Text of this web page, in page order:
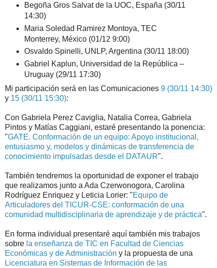
Begoña Gros Salvat de la UOC, España (30/11
14:30)
Maria Soledad Ramirez Montoya, TEC
Monterrey, México (01/12 9:00)
Osvaldo Spinelli, UNLP, Argentina (30/11 18:00)
Gabriel Kaplun, Universidad de la República –
Uruguay (29/11 17:30)
Mi participación será en las Comunicaciones 9 (30/11 14:30)
y 15 (30/11 15:30):
Con Gabriela Perez Caviglia, Natalia Correa, Gabriela
Pintos y Matías Caggiani, estaré presentando la ponencia:
"GATE. Conformación de un equipo: Apoyo institucional,
entusiasmo y, modelos y dinámicas de transferencia de
conocimiento impulsadas desde el DATAUR".
También tendremos la oportunidad de exponer el trabajo
que realizamos junto a Ada Czerwonogora, Carolina
Rodríguez Enriquez y Leticia Lorier: "Equipo de
Articuladores del TICUR-CSE: conformación de una
comunidad multidisciplinaria de aprendizaje y de práctica".
En forma individual presentaré aquí también mis trabajos
sobre la enseñanza de TIC en Facultad de Ciencias
Económicas y de Administración y la propuesta de una
Licenciatura en Sistemas de Información de las